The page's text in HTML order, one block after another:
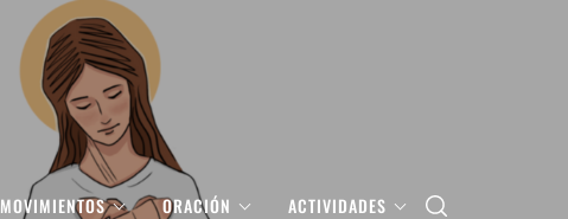
MOVIMIENTOS ORACIÓN ACTIVIDADES